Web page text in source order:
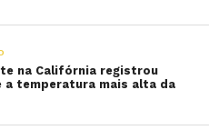
na Califórnia registrou
a temperatura mais alta da